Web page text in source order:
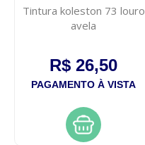
Tintura koleston 73 louro
avela
R$ 26,50
PAGAMENTO À VISTA